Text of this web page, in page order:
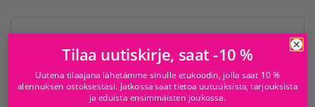
Lisätietoja
Saatavilla kohteesta
Tilaa uutiskirje, saat -10 %
Uutena tilaajana lähetämme sinulle etukoodin, jolla saat 10 %
alennuksen ostoksestasi. Jatkossa saat tietoa uutuuksista, tarjouksista
ja eduista ensimmäisten joukossa.